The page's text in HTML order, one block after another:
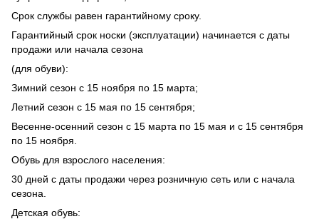
Срок службы равен гарантийному сроку.
Гарантийный срок носки (эксплуатации) начинается с даты
продажи или начала сезона
(для обуви):
Зимний сезон с 15 ноября по 15 марта;
Летний сезон с 15 мая по 15 сентября;
Весенне-осенний сезон с 15 марта по 15 мая и с 15 сентября
по 15 ноября.
Обувь для взрослого населения:
30 дней с даты продажи через розничную сеть или с начала
сезона.
Детская обувь: